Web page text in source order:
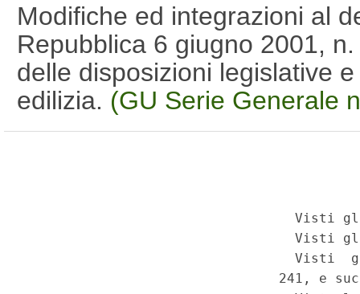
Modifiche ed integrazioni al
Repubblica 6 giugno 2001,
delle disposizioni legislative
edilizia. (GU Serie Generale